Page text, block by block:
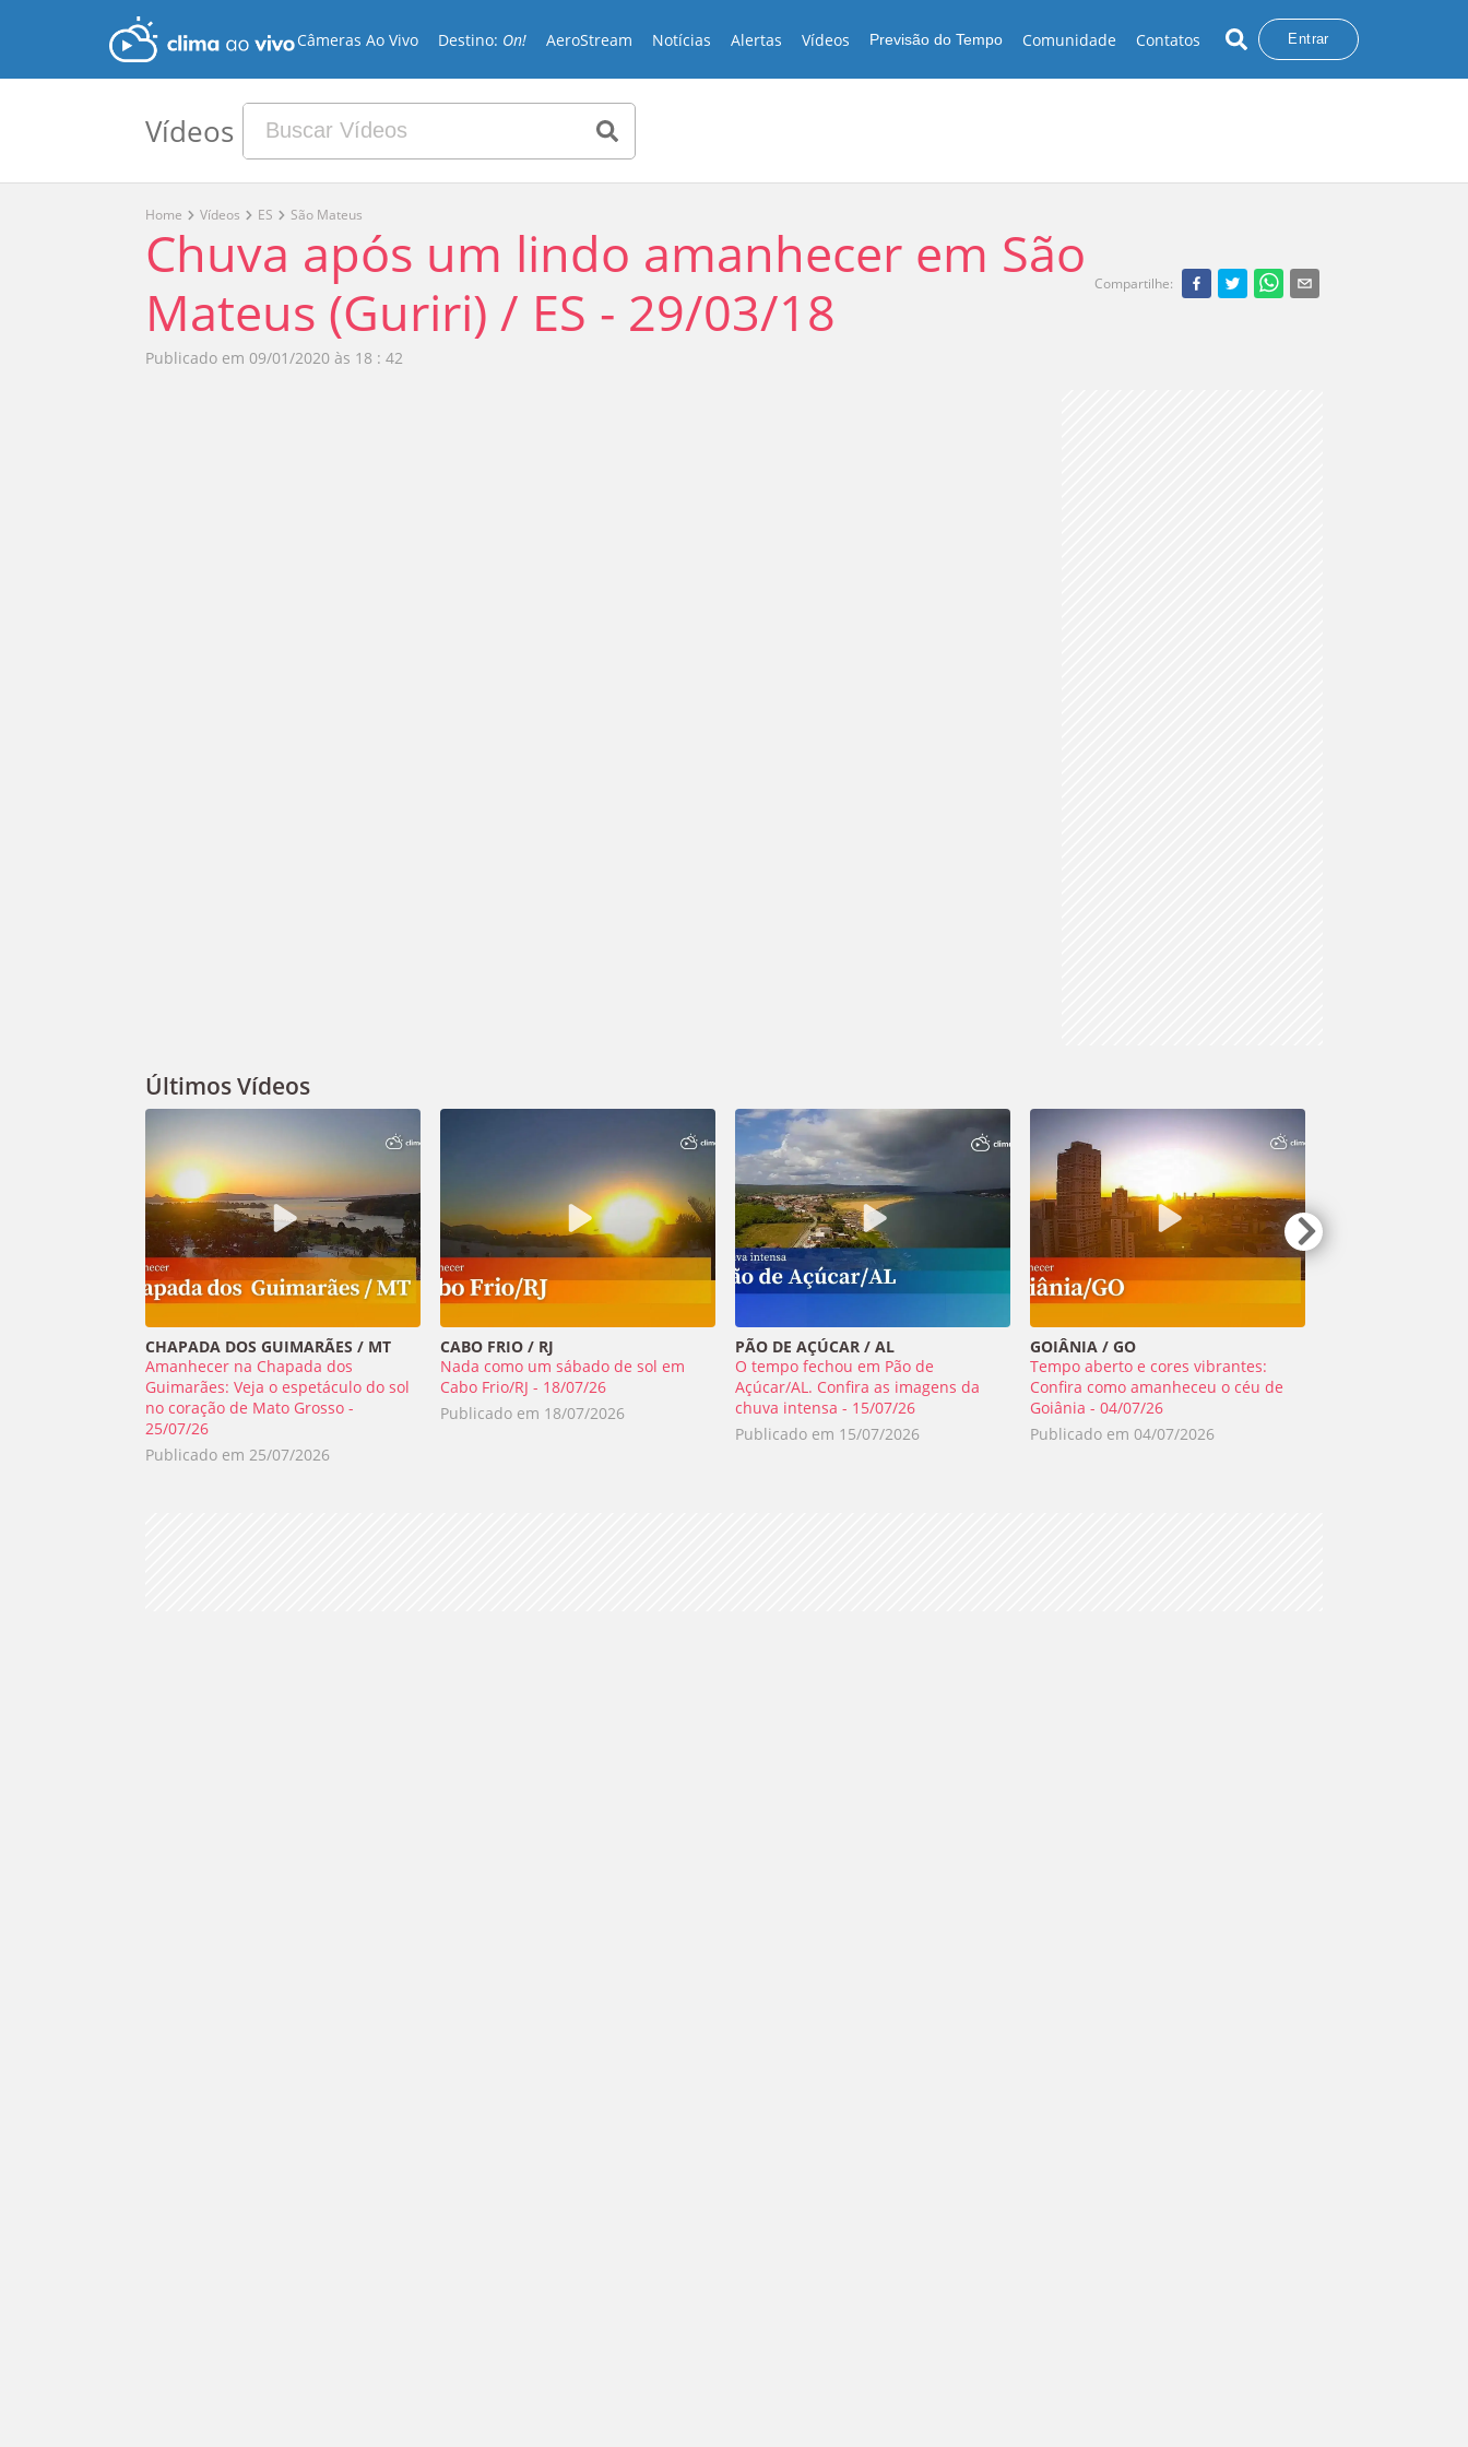
Câmeras Ao Vivo Destino: On! AeroStream Notícias Alertas Vídeos Previsão do Tempo Comunidade Contatos Entrar
Vídeos
Home Vídeos ES São Mateus
Chuva após um lindo amanhecer em São
Mateus (Guriri) / ES - 29/03/18
Compartilhe:
Publicado em 09/01/2020 às 18 : 42
Últimos Vídeos
CHAPADA DOS GUIMARÃES / MT
Amanhecer na Chapada dos
Guimarães: Veja o espetáculo do sol
no coração de Mato Grosso -
25/07/26
Publicado em 25/07/2026
CABO FRIO / RJ
Nada como um sábado de sol em
Cabo Frio/RJ - 18/07/26
Publicado em 18/07/2026
PÃO DE AÇÚCAR / AL
O tempo fechou em Pão de
Açúcar/AL. Confira as imagens da
chuva intensa - 15/07/26
Publicado em 15/07/2026
GOIÂNIA / GO
Tempo aberto e cores vibrantes:
Confira como amanheceu o céu de
Goiânia - 04/07/26
Publicado em 04/07/2026